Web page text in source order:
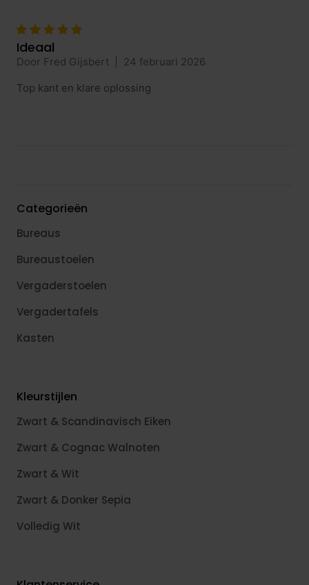
Ideaal
Door Fred Gijsbert
24 februari 2026
Top kant en klare oplossing
Categorieën
Bureaus
Bureaustoelen
Vergaderstoelen
Vergadertafels
Kasten
Kleurstijlen
Zwart & Scandinavisch Eiken
Zwart & Cognac Walnoten
Zwart & Wit
Zwart & Donker Sepia
Volledig Wit